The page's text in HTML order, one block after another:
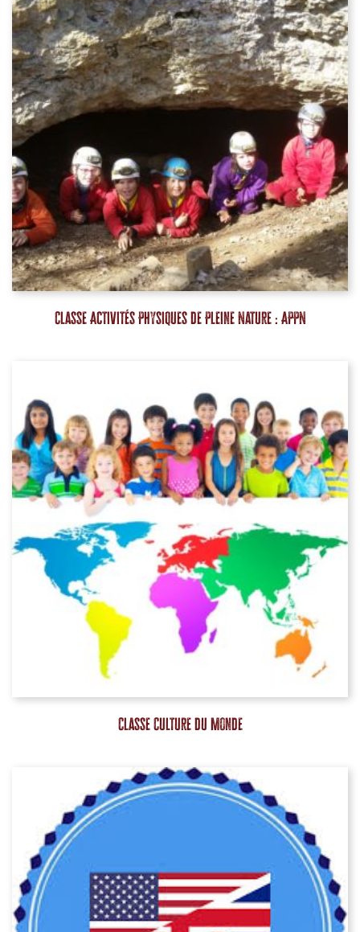
Classe Activités Physiques de Pleine Nature : APPN
Classe Culture du Monde